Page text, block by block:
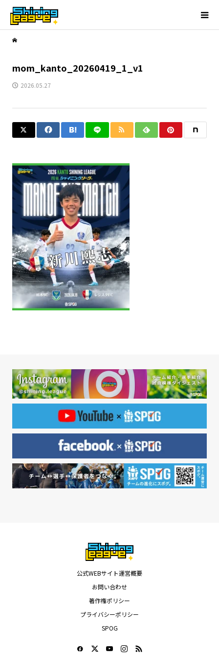
mom_kanto_20260419_1_v1
2026.05.27
公式WEBサイト運営概要
お問い合わせ
著作権ポリシー
プライバシーポリシー
SPOG